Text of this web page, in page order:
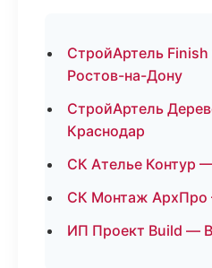
СтройАртель
Ростов-на-Дону
СтройАртель
Краснодар
СК Ателье Контур
СК Монтаж
ИП Проект Build —